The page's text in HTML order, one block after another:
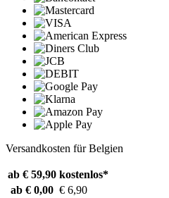
Versandkosten für Belgien
ab € 59,90 kostenlos*
ab € 0,00 € 6,90